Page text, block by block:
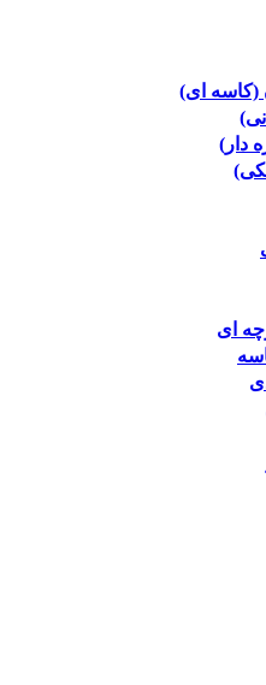
(کاسه ای)
دار)
ای